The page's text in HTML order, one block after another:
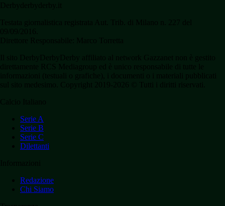
Serie A
Serie B
Serie C
Dilettanti
Redazione
Chi Siamo